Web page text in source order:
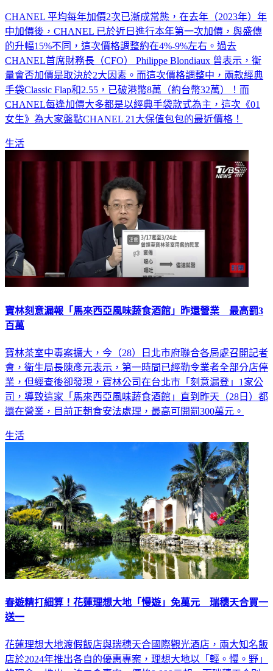
CHANEL 平均每年加價2次已漸成常態，在去年（2023年）年
中加價後，CHANEL 已於近日進行本年第一次加價，與盛傳
的升幅15%不同，這次價格調整約在4%-9%左右。過去
CHANEL首席財務長（CFO） Philippe Blondiaux 曾表示，衡
量會否加價是取決於2大因素。而這次價格調整中，兩款經典
手袋Classic Flap和2.55，已破港幣8萬（約台幣32萬）！而
CHANEL每逢加價大多都是以經典手袋款式為主，這次《01
寶林刻意漏報「馬來西亞風味蔬食酒館」昨還營業 最高罰3
寶林茶室中毒案擴大，今（28）日北市府聯合各局處召開記者
會，衛生局長陳彥元表示，第一時間已經勒令業者全部分店停
業，但經查後卻發現，寶林公司在台北市「刻意漏登」1家公
司，導致這家「馬來西亞風味蔬食酒館」直到昨天（28日）都
春遊精打細算！花蓮理想大地「慢遊」免萬元 瑞穗天合買一
花蓮理想大地渡假飯店與瑞穗天合國際觀光酒店，兩大知名飯